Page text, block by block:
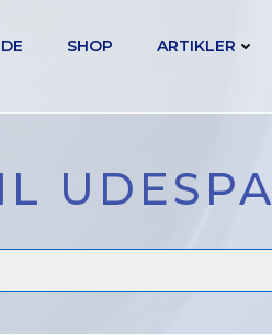
SHOP ARTIKLER
UDESPA